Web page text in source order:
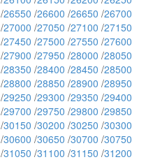
/26550 /26600 /26650 /26700
/27000 /27050 /27100 /27150
/27450 /27500 /27550 /27600
/27900 /27950 /28000 /28050
/28350 /28400 /28450 /28500
/28800 /28850 /28900 /28950
/29250 /29300 /29350 /29400
/29700 /29750 /29800 /29850
/30150 /30200 /30250 /30300
/30600 /30650 /30700 /30750
/31050 /31100 /31150 /31200